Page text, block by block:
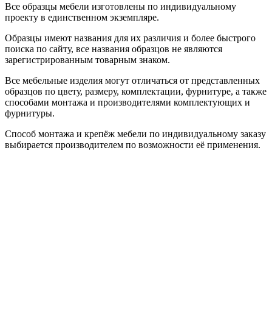
Все образцы мебели изготовлены по индивидуальному
проекту в единственном экземпляре.
Образцы имеют названия для их различия и более быстрого
поиска по сайту, все названия образцов не являются
зарегистрированным товарным знаком.
Все мебельные изделия могут отличаться от представленных
образцов по цвету, размеру, комплектации, фурнитуре, а также
способами монтажа и производителями комплектующих и
фурнитуры.
Способ монтажа и крепёж мебели по индивидуальному заказу
выбирается производителем по возможности её применения.